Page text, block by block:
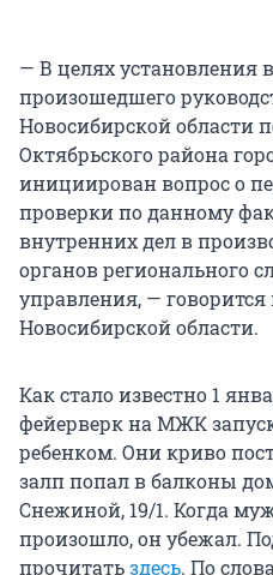
— В целях установления
произошедшего
Новосибирской области
Октябрьского района
инициирован вопрос о
проверки по данному
внутренних дел в
органов регионального
управления, —
Новосибирской области.
Как стало известно 1
фейерверк на МЖК
ребенком. Они криво
залп попал в балконы
Снежиной, 19/1. Когда
произошло, он убежал.
прочитатьздесь. По